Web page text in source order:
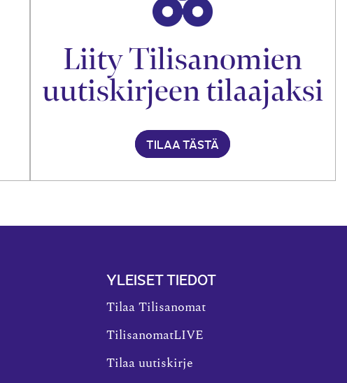
Liity Tilisanomien
uutiskirjeen tilaajaksi
TILAA TÄSTÄ
YLEISET TIEDOT
Tilaa Tilisanomat
TilisanomatLIVE
Tilaa uutiskirje